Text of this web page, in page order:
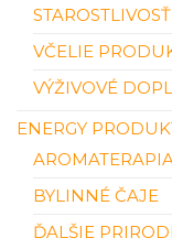
VČELIE
VÝŽIVOVÉ
ENERGY
BYLINNÉ ČAJE
ĎALŠIE